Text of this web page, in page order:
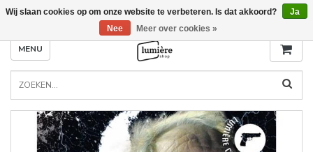
MENU
Wij slaan cookies op om onze website te verbeteren. Is dat akkoord?
Ja
Nee
Meer over cookies »